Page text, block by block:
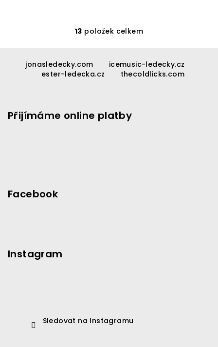
O
l
á
í
13 položek celkem
jonasledecky.com
icemusic-ledecky.cz
ester-ledecka.cz
thecoldlicks.com
Přijímáme online platby
Facebook
Instagram
Sledovat na Instagramu